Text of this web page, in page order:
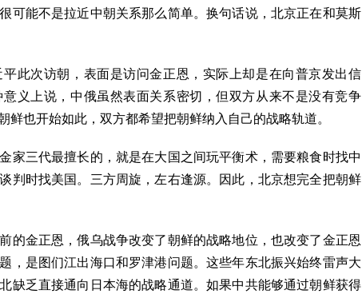
可能不是拉近中朝关系那么简单。换句话说，北京正在和莫斯
此次访朝，表面是访问金正恩，实际上却是在向普京发出信
义上说，中俄虽然表面关系密切，但双方从来不是没有竞争
也开始如此，双方都希望把朝鲜纳入自己的战略轨道。
家三代最擅长的，就是在大国之间玩平衡术，需要粮食时找中
判时找美国。三方周旋，左右逢源。因此，北京想完全把朝鲜
的金正恩，俄乌战争改变了朝鲜的战略地位，也改变了金正恩
，是图们江出海口和罗津港问题。这些年东北振兴始终雷声大
缺乏直接通向日本海的战略通道。如果中共能够通过朝鲜获得